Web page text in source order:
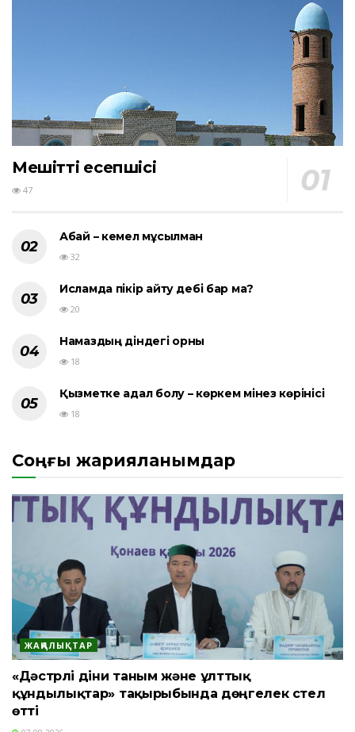
Мешіттің есепшісі
47
Абай – кемел мұсылман
32
Исламда пікір айту әдебі бар ма?
20
Намаздың діндегі орны
18
Қызметке адал болу – көркем мінез көрінісі
18
Соңғы жарияланымдар
ЖАҢАЛЫҚТАР
«Дәстүрлі діни таным және ұлттық
құндылықтар» тақырыбында дөңгелек үстел
өтті